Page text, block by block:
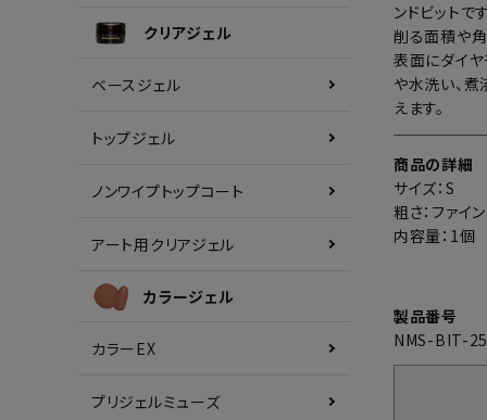
クリアジェル
ベースジェル
トップジェル
ノンワイプトップコート
アート用クリアジェル
カラージェル
カラーEX
プリジェルミューズ
ンドビットで
削る面積や
表面にダイヤ
や水洗い、
えます。
商品の詳細
サイズ：S
粗さ：ファイン
内容量：1個
製品番号
NMS-BIT-25